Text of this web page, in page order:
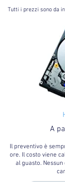
Tutti i prezzi sono da
A
Il preventivo è
ore. Il costo viene
al guasto.